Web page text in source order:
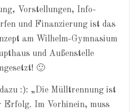
Vorstellungen, Info-
und Finanzierung ist das
am Wilhelm-Gymnasium
und Außenstelle
🙂
:): „Die Mülltrennung ist
Im Vorhinein, muss